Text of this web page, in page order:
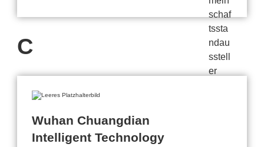
C
Wuhan Chuangdian
Intelligent Technology